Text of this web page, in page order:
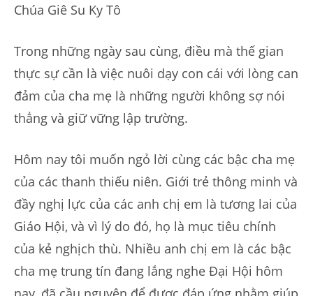
Chúa Giê Su Ky Tô
Trong những ngày sau cùng, điều mà thế gian
thực sự cần là việc nuôi dạy con cái với lòng can
đảm của cha mẹ là những người không sợ nói
thẳng và giữ vững lập trường.
Hôm nay tôi muốn ngỏ lời cùng các bậc cha mẹ
của các thanh thiếu niên. Giới trẻ thông minh và
đầy nghị lực của các anh chị em là tương lai của
Giáo Hội, và vì lý do đó, họ là mục tiêu chính
của kẻ nghịch thù. Nhiều anh chị em là các bậc
cha mẹ trung tín đang lắng nghe Đại Hội hôm